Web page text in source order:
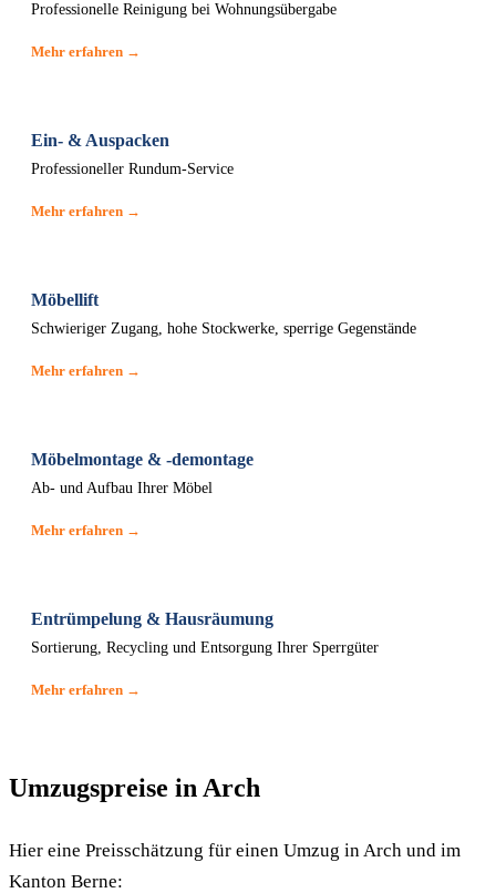
Professionelle Reinigung bei Wohnungsübergabe
Mehr erfahren →
Ein- & Auspacken
Professioneller Rundum-Service
Mehr erfahren →
Möbellift
Schwieriger Zugang, hohe Stockwerke, sperrige Gegenstände
Mehr erfahren →
Möbelmontage & -demontage
Ab- und Aufbau Ihrer Möbel
Mehr erfahren →
Entrümpelung & Hausräumung
Sortierung, Recycling und Entsorgung Ihrer Sperrgüter
Mehr erfahren →
Umzugspreise in Arch
Hier eine Preisschätzung für einen Umzug in Arch und im
Kanton Berne: